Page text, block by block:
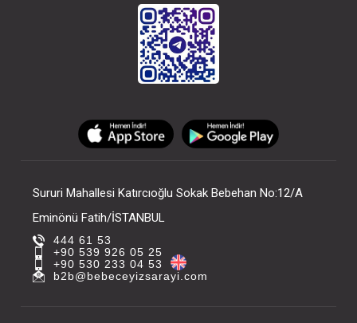
Sururi Mahallesi Katırcıoğlu Sokak Bebehan No:12/A
Eminönü Fatih/İSTANBUL
444 61 53
+90 539 926 05 25
+90 530 233 04 53
b2b@bebeceyizsarayi.com